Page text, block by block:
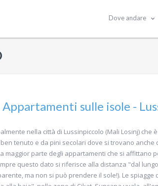
Dove andare
Appartamenti sulle isole -
nella città di Lussinpiccolo (Mali Losinj)
tenuto e da pini secolari dove si trovano
maggior parte degli appartamenti che si affittano
questo dato si riferisce alla distanza "dal
ma non si può prendere il sole!). Le